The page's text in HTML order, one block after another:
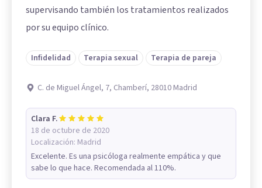
supervisando también los tratamientos realizados
por su equipo clínico.
Infidelidad Terapia sexual Terapia de pareja
C. de Miguel Ángel, 7, Chamberí, 28010 Madrid
Clara F.
18 de octubre de 2020
Localización: Madrid
Excelente. Es una psicóloga realmente empática y que
sabe lo que hace. Recomendada al 110%.